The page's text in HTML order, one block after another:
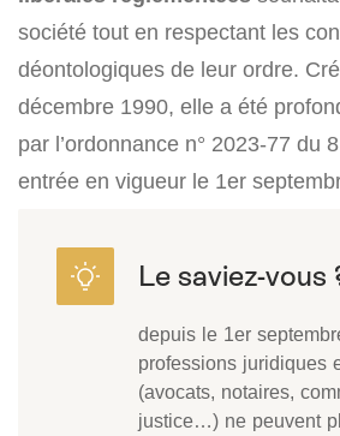
société tout en respectant les
déontologiques de leur ordre.
décembre 1990, elle a été
par l’ordonnance n° 2023-77 du
entrée en vigueur le 1er
depuis le 1er
professions juridiques
(avocats, notaires,
justice…) ne peuvent